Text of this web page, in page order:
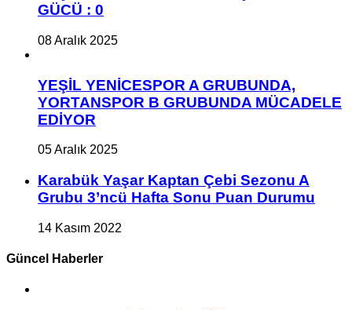
GÜCÜ : 0
08 Aralık 2025
YEŞİL YENİCESPOR A GRUBUNDA,
YORTANSPOR B GRUBUNDA MÜCADELE
EDİYOR
05 Aralık 2025
Karabük Yaşar Kaptan Çebi Sezonu A
Grubu 3’ncü Hafta Sonu Puan Durumu
14 Kasım 2022
Güncel Haberler